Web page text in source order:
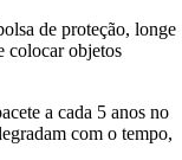
de proteção, longe
colocar objetos
a cada 5 anos no
com o tempo,